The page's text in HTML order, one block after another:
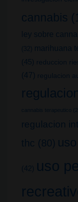
cannabis
ley sobre
(32)
marihuana
(45) reduccion
(47) regulacion
cannabis terapeutico
regulacion
thc (80)
(42) uso